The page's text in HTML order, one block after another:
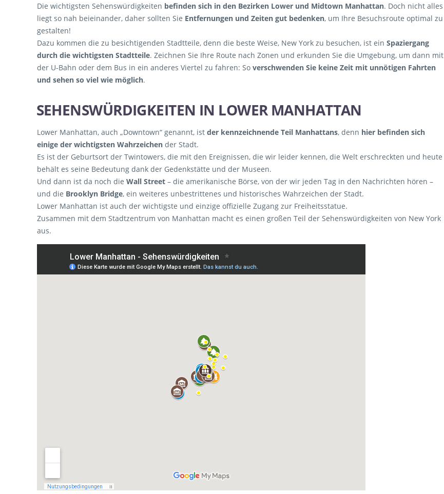
Die wichtigsten Sehenswürdigkeiten befinden sich in den Bezirken Lower und Midtown Manhattan. Doch nicht alles
liegt so nah beieinander, daher sollten Sie Entfernungen und Zeiten gut bedenken, um Ihre Besuchsroute optimal zu
gestalten!
Dazu kommen die zu besichtigenden Stadtteile, denn die beste Weise, New York zu besuchen, ist ein Spaziergang
durch die wichtigsten Stadtteile. Zeichnen Sie Ihre Route nach Zonen und erkunden Sie die Umgebung, um dann mit
der U-Bahn oder dem Bus in ein anderes Viertel zu fahren: So verschwenden Sie keine Zeit mit unnötigen Fahrten
und sehen so viel wie möglich.
SEHENSWÜRDIGKEITEN IN LOWER MANHATTAN
Lower Manhattan, auch „Downtown“ genannt, ist der kennzeichnende Teil Manhattans, denn hier befinden sich
einige der wichtigsten Wahrzeichen der Stadt.
Es ist der Geburtsort der Twintowers, die mit den Ereignissen, die wir leider kennen, die Welt erschreckten und heute
behält es seine Bedeutung dank der Gedenkstätte und der Museen.
Und dann ist da noch die Wall Street – die amerikanische Börse, von der wir jeden Tag in den Nachrichten hören –
und die Brooklyn Bridge, ein weiteres unbestrittenes und historisches Wahrzeichen der Stadt.
Lower Manhattan ist auch der wichtigste und einzige offizielle Zugang zur Freiheitsstatue.
Zusammen mit dem Stadtzentrum von Manhattan macht es einen großen Teil der Sehenswürdigkeiten von New York
aus.